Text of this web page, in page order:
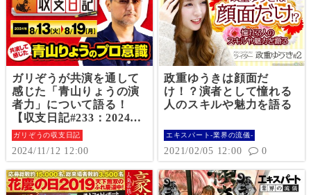
ガリぞうが共演を通して
感じた「青山りょうの演
者力」について語る！
【収支日記#233：2024年
8月13日(火)～2024年8月1
9日(月)】
ガリぞうの収支日記
2024/11/12 12:00
政重ゆうきは顔面だ
け！？演者として憧れる
人のスキルや魅力を語る
エキスパート-業界の流儀-
2021/02/05 12:00 0